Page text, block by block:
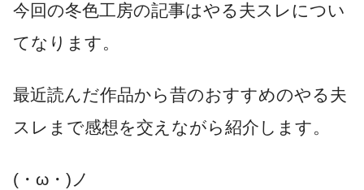
今回の冬色工房の記事はやる夫スレについ
てなります。
最近読んだ作品から昔のおすすめのやる夫
スレまで感想を交えながら紹介します。
(・ω・)ノ